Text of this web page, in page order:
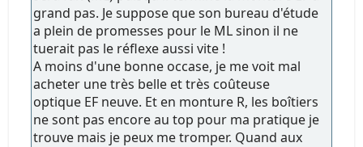
grand pas. Je suppose que son bureau d'étude
a plein de promesses pour le ML sinon il ne
tuerait pas le réflexe aussi vite !
A moins d'une bonne occase, je me voit mal
acheter une très belle et très coûteuse
optique EF neuve. Et en monture R, les boîtiers
ne sont pas encore au top pour ma pratique je
trouve mais je peux me tromper. Quand aux